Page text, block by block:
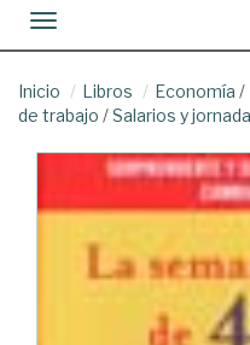
Toggle navigation
Inicio Libros Economía /
de trabajo /Salarios y jornada